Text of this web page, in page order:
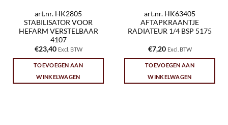
art.nr. HK2805
STABILISATOR VOOR
HEFARM VERSTELBAAR
4107
€23,40 Excl. BTW
TOEVOEGEN AAN
WINKELWAGEN
art.nr. HK63405
AFTAPKRAANTJE
RADIATEUR 1/4 BSP 5175
€7,20 Excl. BTW
TOEVOEGEN AAN
WINKELWAGEN